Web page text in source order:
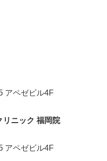
アペゼビル4F
リニック 福岡院
アペゼビル4F